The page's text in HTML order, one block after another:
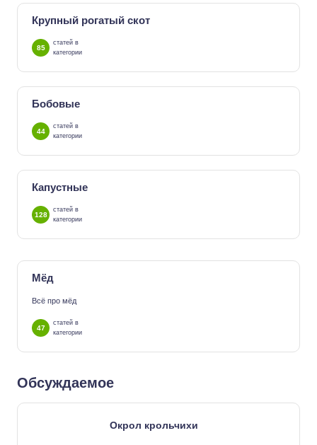
Крупный рогатый скот
85
статей в
категории
Бобовые
44
статей в
категории
Капустные
128
статей в
категории
Мёд
Всё про мёд
47
статей в
категории
Обсуждаемое
Окрол крольчихи